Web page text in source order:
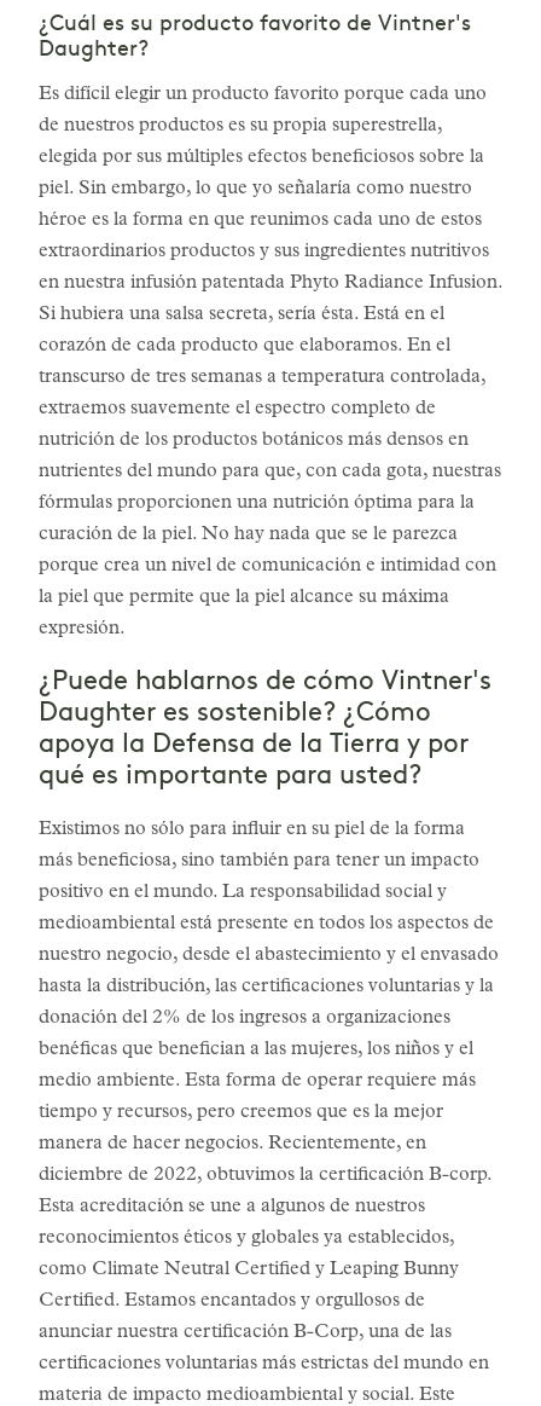
¿Cuál es su producto favorito de Vintner's
Daughter?
Es difícil elegir un producto favorito porque cada uno
de nuestros productos es su propia superestrella,
elegida por sus múltiples efectos beneficiosos sobre la
piel. Sin embargo, lo que yo señalaría como nuestro
héroe es la forma en que reunimos cada uno de estos
extraordinarios productos y sus ingredientes nutritivos
en nuestra infusión patentada Phyto Radiance Infusion.
Si hubiera una salsa secreta, sería ésta. Está en el
corazón de cada producto que elaboramos. En el
transcurso de tres semanas a temperatura controlada,
extraemos suavemente el espectro completo de
nutrición de los productos botánicos más densos en
nutrientes del mundo para que, con cada gota, nuestras
fórmulas proporcionen una nutrición óptima para la
curación de la piel. No hay nada que se le parezca
porque crea un nivel de comunicación e intimidad con
la piel que permite que la piel alcance su máxima
expresión.
¿Puede hablarnos de cómo Vintner's
Daughter es sostenible? ¿Cómo
apoya la Defensa de la Tierra y por
qué es importante para usted?
Existimos no sólo para influir en su piel de la forma
más beneficiosa, sino también para tener un impacto
positivo en el mundo. La responsabilidad social y
medioambiental está presente en todos los aspectos de
nuestro negocio, desde el abastecimiento y el envasado
hasta la distribución, las certificaciones voluntarias y la
donación del 2% de los ingresos a organizaciones
benéficas que benefician a las mujeres, los niños y el
medio ambiente. Esta forma de operar requiere más
tiempo y recursos, pero creemos que es la mejor
manera de hacer negocios. Recientemente, en
diciembre de 2022, obtuvimos la certificación B-corp.
Esta acreditación se une a algunos de nuestros
reconocimientos éticos y globales ya establecidos,
como Climate Neutral Certified y Leaping Bunny
Certified. Estamos encantados y orgullosos de
anunciar nuestra certificación B-Corp, una de las
certificaciones voluntarias más estrictas del mundo en
materia de impacto medioambiental y social. Este